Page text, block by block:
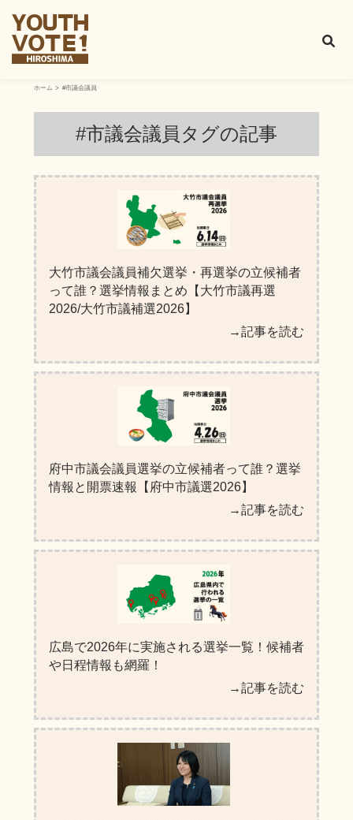
ホーム #市議会議員
#市議会議員タグの記事
大竹市議会議員補欠選挙・再選挙の立候補者
って誰？選挙情報まとめ【大竹市議再選
2026/大竹市議補選2026】
→記事を読む
府中市議会議員選挙の立候補者って誰？選挙
情報と開票速報【府中市議選2026】
→記事を読む
広島で2026年に実施される選挙一覧！候補者
や日程情報も網羅！
→記事を読む